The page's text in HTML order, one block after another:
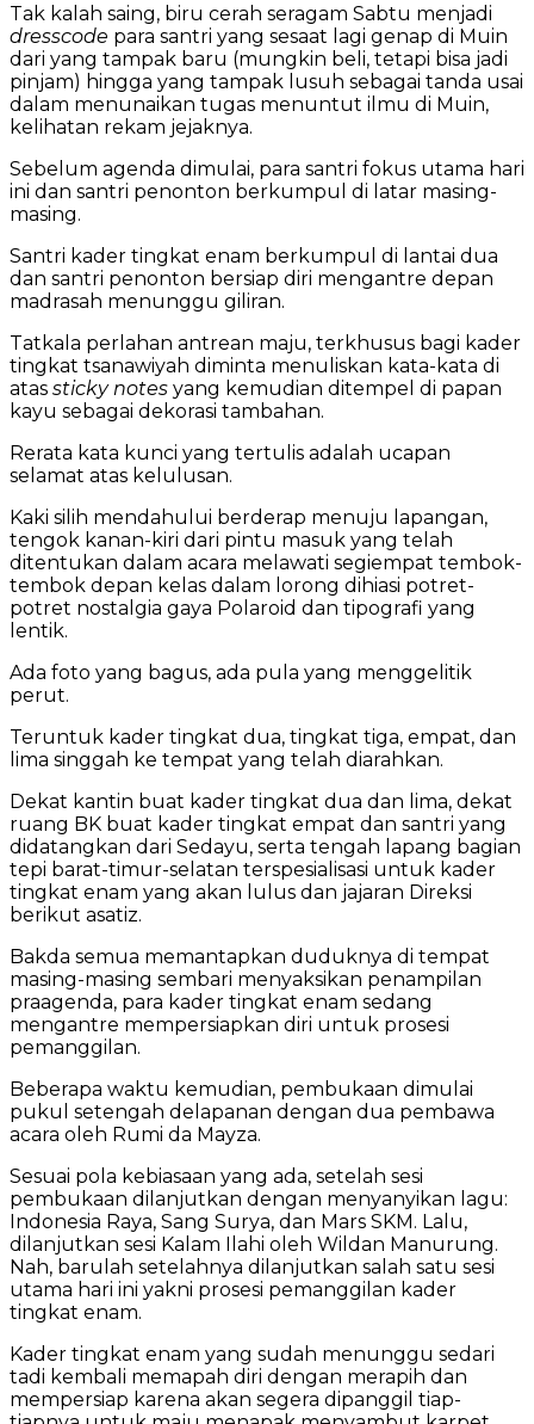
Tak kalah saing, biru cerah seragam Sabtu menjadi
dresscode para santri yang sesaat lagi genap di Muin
dari yang tampak baru (mungkin beli, tetapi bisa jadi
pinjam) hingga yang tampak lusuh sebagai tanda usai
dalam menunaikan tugas menuntut ilmu di Muin,
kelihatan rekam jejaknya.
Sebelum agenda dimulai, para santri fokus utama hari
ini dan santri penonton berkumpul di latar masing-
masing.
Santri kader tingkat enam berkumpul di lantai dua
dan santri penonton bersiap diri mengantre depan
madrasah menunggu giliran.
Tatkala perlahan antrean maju, terkhusus bagi kader
tingkat tsanawiyah diminta menuliskan kata-kata di
atas sticky notes yang kemudian ditempel di papan
kayu sebagai dekorasi tambahan.
Rerata kata kunci yang tertulis adalah ucapan
selamat atas kelulusan.
Kaki silih mendahului berderap menuju lapangan,
tengok kanan-kiri dari pintu masuk yang telah
ditentukan dalam acara melawati segiempat tembok-
tembok depan kelas dalam lorong dihiasi potret-
potret nostalgia gaya Polaroid dan tipografi yang
lentik.
Ada foto yang bagus, ada pula yang menggelitik
perut.
Teruntuk kader tingkat dua, tingkat tiga, empat, dan
lima singgah ke tempat yang telah diarahkan.
Dekat kantin buat kader tingkat dua dan lima, dekat
ruang BK buat kader tingkat empat dan santri yang
didatangkan dari Sedayu, serta tengah lapang bagian
tepi barat-timur-selatan terspesialisasi untuk kader
tingkat enam yang akan lulus dan jajaran Direksi
berikut asatiz.
Bakda semua memantapkan duduknya di tempat
masing-masing sembari menyaksikan penampilan
praagenda, para kader tingkat enam sedang
mengantre mempersiapkan diri untuk prosesi
pemanggilan.
Beberapa waktu kemudian, pembukaan dimulai
pukul setengah delapanan dengan dua pembawa
acara oleh Rumi da Mayza.
Sesuai pola kebiasaan yang ada, setelah sesi
pembukaan dilanjutkan dengan menyanyikan lagu:
Indonesia Raya, Sang Surya, dan Mars SKM. Lalu,
dilanjutkan sesi Kalam Ilahi oleh Wildan Manurung.
Nah, barulah setelahnya dilanjutkan salah satu sesi
utama hari ini yakni prosesi pemanggilan kader
tingkat enam.
Kader tingkat enam yang sudah menunggu sedari
tadi kembali memapah diri dengan merapih dan
mempersiap karena akan segera dipanggil tiap-